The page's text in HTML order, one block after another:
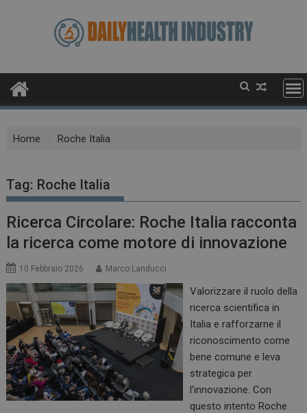
Home Roche Italia
Tag: Roche Italia
Ricerca Circolare: Roche Italia racconta
la ricerca come motore di innovazione
10 Febbraio 2026 Marco Landucci
Valorizzare il ruolo della
ricerca scientifica in
Italia e rafforzarne il
riconoscimento come
bene comune e leva
strategica per
l’innovazione. Con
questo intento Roche